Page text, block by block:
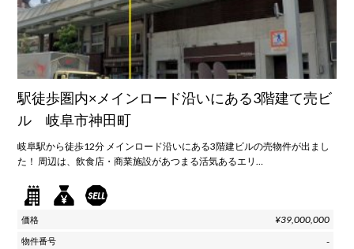
駅徒歩圏内×メインロード沿いにある3階建て売ビ
ル 岐阜市神田町
岐阜駅から徒歩12分 メインロード沿いにある3階建ビルの売物件が出まし
た！ 周辺は、飲食店・商業施設があつまる活気あるエリ…
¥39,000,000
-